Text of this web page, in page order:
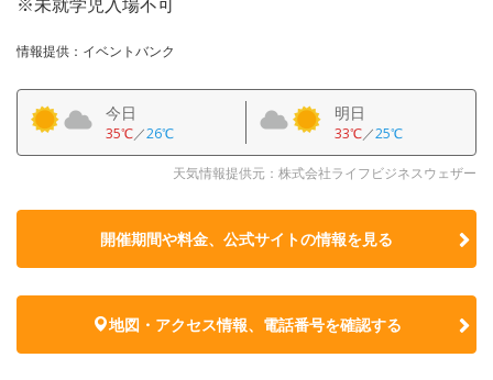
情報提供：イベントバンク
今日
35℃／26℃
明日
33℃／25℃
天気情報提供元：株式会社ライフビジネスウェザー
開催期間や料金、公式サイトの情報を見る
地図・アクセス情報、電話番号を確認する